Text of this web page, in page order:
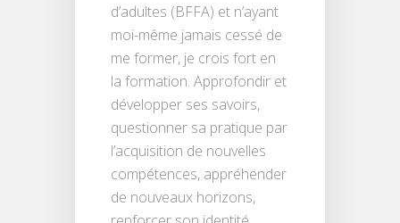
d’adultes (BFFA) et n’ayant
moi-même jamais cessé de
me former, je crois fort en
la formation. Approfondir et
développer ses savoirs,
questionner sa pratique par
l’acquisition de nouvelles
compétences, appréhender
de nouveaux horizons,